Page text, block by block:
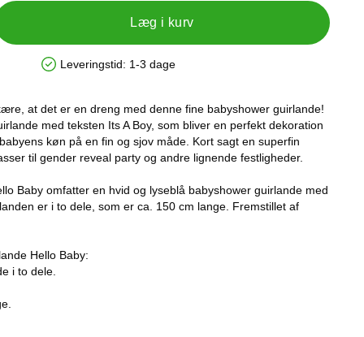
Læg i kurv
Produkttilgængelighed: På lager
Leveringstid: 1-3 dage
at det er en dreng med denne fine babyshower guirlande!
med teksten Its A Boy, som bliver en perfekt dekoration
køn på en fin og sjov måde. Kort sagt en superfin
til gender reveal party og andre lignende festligheder.
Baby omfatter en hvid og lyseblå babyshower guirlande med
er i to dele, som er ca. 150 cm lange. Fremstillet af
Hello Baby:
i to dele.